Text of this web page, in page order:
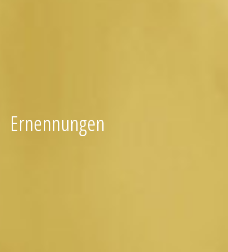
Ernennungen